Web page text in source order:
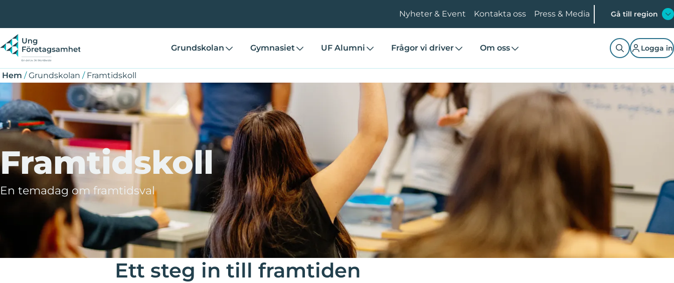
Nyheter & Event Kontakta oss Press & Media Gå till region
Grundskolan Gymnasiet UF Alumni Frågor vi driver Om oss Logga in
Hem / Grundskolan / Framtidskoll
Framtidskoll
En temadag om framtidsval
Ett steg in till framtiden